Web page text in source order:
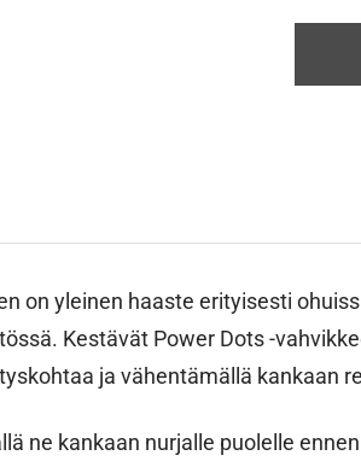
on yleinen haaste erityisesti
Kestävät Power Dots -
ja vähentämällä kankaan
ne kankaan nurjalle puolelle